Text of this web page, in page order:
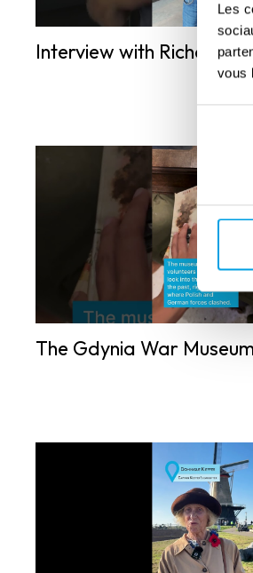
Les
vous
Interview with Richard
The Gdynia War Museum